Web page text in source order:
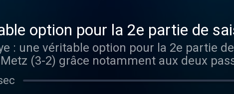
option pour la 2e partie de
: une véritable option pour la 2e partie
(3-2) grâce notamment aux deux
Le Titi prend ses marques, peut-il
deuxième partie de saison ? On en parle